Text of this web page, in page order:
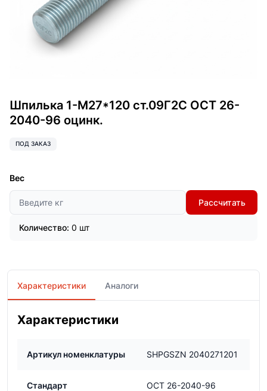
Шпилька 1-М27*120 ст.09Г2С ОСТ 26-
2040-96 оцинк.
ПОД ЗАКАЗ
Вес
Рассчитать
Количество: 0 шт
Характеристики Аналоги
Характеристики
Артикул номенклатуры SHPGSZN 2040271201
Стандарт ОСТ 26-2040-96